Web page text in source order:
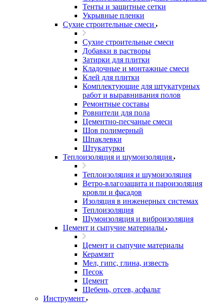
Тенты и защитные сетки
Укрывные пленки
Сухие строительные смеси
Сухие строительные смеси
Добавки в растворы
Затирки для плитки
Кладочные и монтажные смеси
Клей для плитки
Комплектующие для штукатурных
работ и выравнивания полов
Ремонтные составы
Ровнители для пола
Цементно-песчаные смеси
Шов полимерный
Шпаклевки
Штукатурки
Теплоизоляция и шумоизоляция
Теплоизоляция и шумоизоляция
Ветро-влагозащита и пароизоляция
кровли и фасадов
Изоляция в инженерных системах
Теплоизоляция
Шумоизоляция и виброизоляция
Цемент и сыпучие материалы
Цемент и сыпучие материалы
Керамзит
Мел, гипс, глина, известь
Песок
Цемент
Щебень, отсев, асфальт
Инструмент